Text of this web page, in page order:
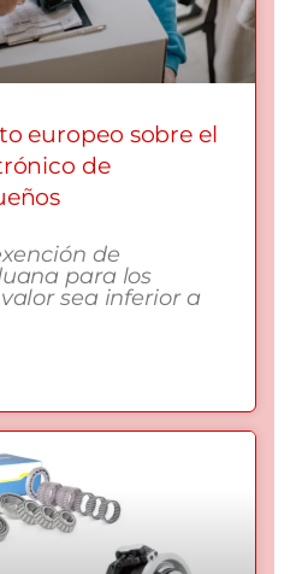
europeo sobre el
de
de
para los
sea inferior a